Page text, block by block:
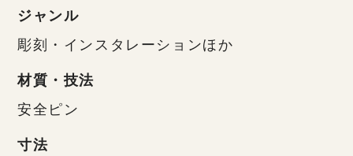
ジャンル
彫刻・インスタレーションほか
材質・技法
安全ピン
寸法